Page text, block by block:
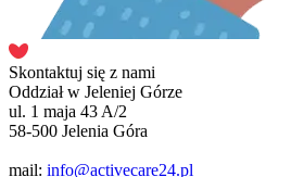
Skontaktuj się z nami
Oddział w Jeleniej Górze
ul. 1 maja 43 A/2
58-500 Jelenia Góra
mail: info@activecare24.pl